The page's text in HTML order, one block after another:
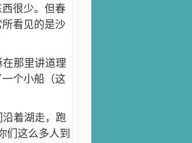
很少。但春
看见的是沙
那里讲道理
个小船（这
着湖走，跑
们这么多人到